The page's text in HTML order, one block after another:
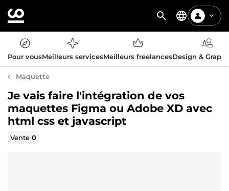
Pour vousMeilleurs servicesMeilleurs freelancesDesign &
Maquette
Je vais faire l'intégration de vos
maquettes Figma ou Adobe XD avec
html css et javascript
Vente0